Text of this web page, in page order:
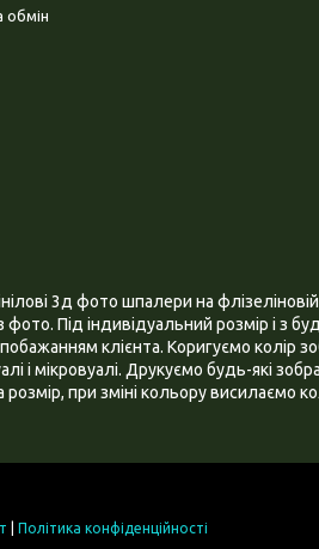
обмін
3д фото шпалери на
Під індивідуальний розмір і з
клієнта. Коригуємо колір
і мікровуалі. Друкуємо будь-які
при зміні кольору висилаємо
Політика конфіденційності